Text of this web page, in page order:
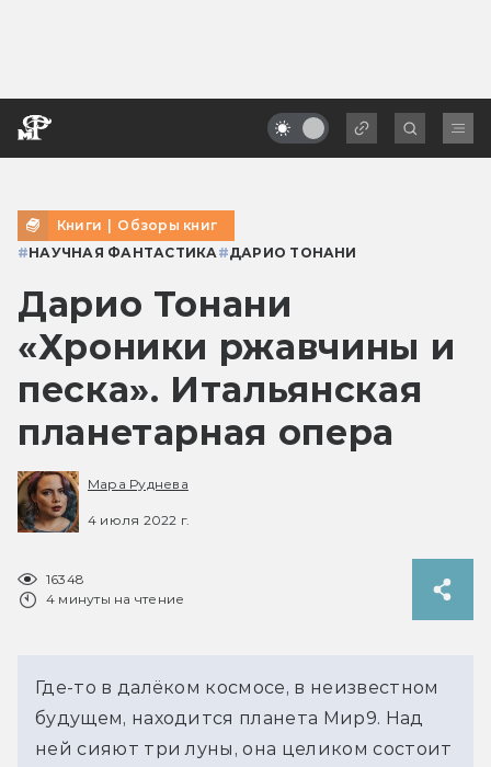
Книги | Обзоры книг
#НАУЧНАЯ ФАНТАСТИКА #ДАРИО ТОНАНИ
Дарио Тонани
«Хроники ржавчины и
песка». Итальянская
планетарная опера
Мара Руднева
4 июля 2022 г.
16348
4 минуты на чтение
Где-то в далёком космосе, в неизвестном
будущем, находится планета Мир9. Над
ней сияют три луны, она целиком состоит